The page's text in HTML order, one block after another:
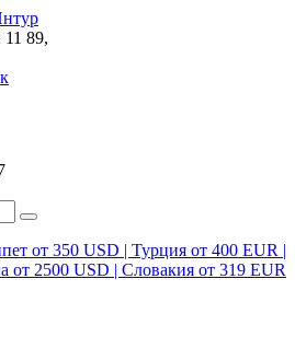
89,
от 350 USD | Турция от 400 EUR |
от 2500 USD | Словакия от 319 EUR